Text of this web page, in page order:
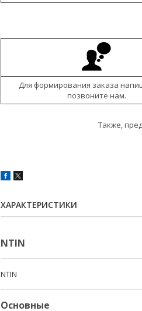
Для формирования заказа
позвоните нам.
Также,
ХАРАКТЕРИСТИКИ
NTIN
NTIN
Основные